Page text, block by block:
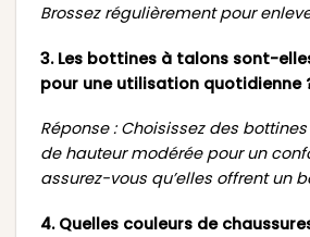
Brossez régulièrement pour
3. Les bottines à talons sont-
pour une utilisation quotidienne
Réponse : Choisissez des
de hauteur modérée pour un
assurez-vous qu’elles offrent un
4. Quelles couleurs de